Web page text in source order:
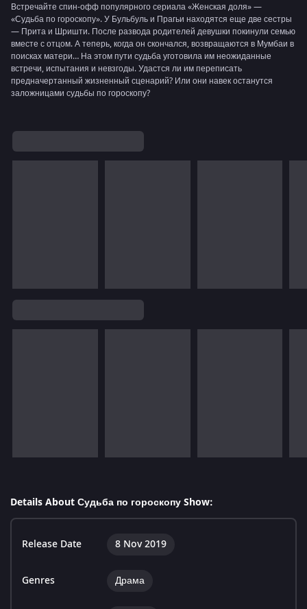
Встречайте спин-офф популярного сериала «Женская доля» —
«Судьба по гороскопу». У Бульбуль и Прагьи находятся еще две сестры
— Прита и Шришти. После развода родителей девушки покинули семью
вместе с отцом. А теперь, когда он скончался, возвращаются в Мумбаи в
поисках матери… На этом пути судьба уготовила им неожиданные
встречи, испытания и невзгоды. Удастся ли им переписать
предначертанный жизненный сценарий? Или они навек останутся
заложницами судьбы по гороскопу?
Details About Судьба по гороскопу Show:
Release Date 8 Nov 2019
Genres Драма